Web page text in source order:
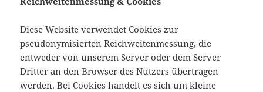
Diese Website verwendet Cookies zur
pseudonymisierten Reichweitenmessung, die
entweder von unserem Server oder dem Server
Dritter an den Browser des Nutzers übertragen
werden. Bei Cookies handelt es sich um kleine